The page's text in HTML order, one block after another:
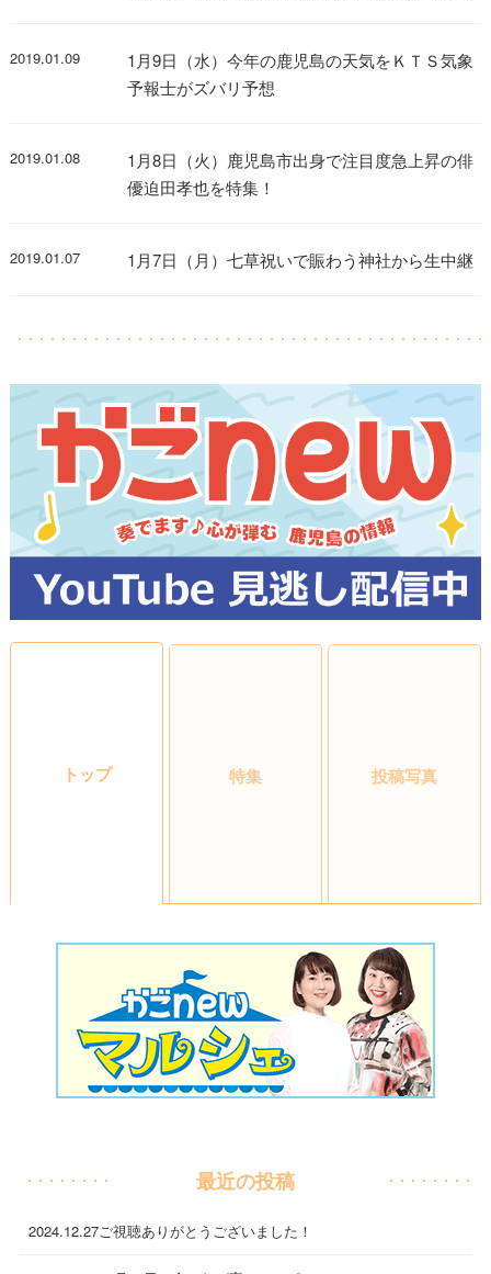
2019.01.09
1月9日（水）今年の鹿児島の天気をＫＴＳ気象
予報士がズバリ予想
2019.01.08
1月8日（火）鹿児島市出身で注目度急上昇の俳
優迫田孝也を特集！
2019.01.07 1月7日（月）七草祝いで賑わう神社から生中継
トップ 特集 投稿写真
最近の投稿
2024.12.27ご視聴ありがとうございました！